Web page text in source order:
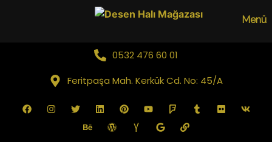
0532 476 60 01
Feritpaşa Mah. Kerkük Cd. No: 45/A
Menü